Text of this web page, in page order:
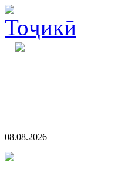
08.08.2026